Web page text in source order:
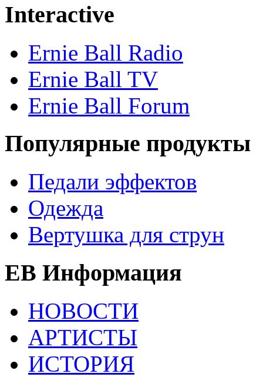
Interactive
Ernie Ball Radio
Ernie Ball TV
Ernie Ball Forum
Популярные продукты
Педали эффектов
Одежда
Вертушка для струн
EB Информация
НОВОСТИ
АРТИСТЫ
ИСТОРИЯ